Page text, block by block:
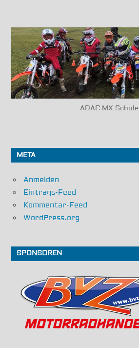
ADAC MX Schule
META
Anmelden
Eintrags-Feed
Kommentar-Feed
WordPress.org
SPONSOREN